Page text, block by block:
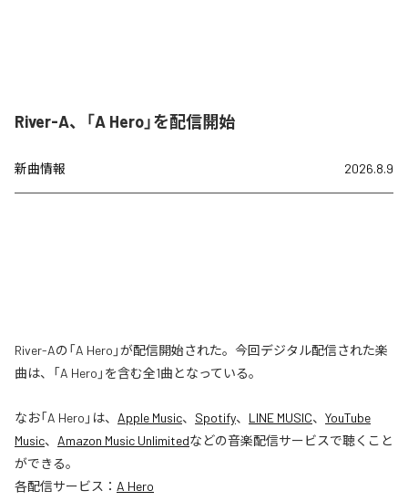
River-A、「A Hero」を配信開始
新曲情報 2026.8.9
River-Aの「A Hero」が配信開始された。今回デジタル配信された楽
曲は、「A Hero」を含む全1曲となっている。
なお「A Hero 」は、 Apple Music、 Spotify、 LINE MUSIC、 YouTube
Music、 Amazon Music Unlimitedなどの音楽配信サービスで聴くこと
ができる。
各配信サービス： A Hero